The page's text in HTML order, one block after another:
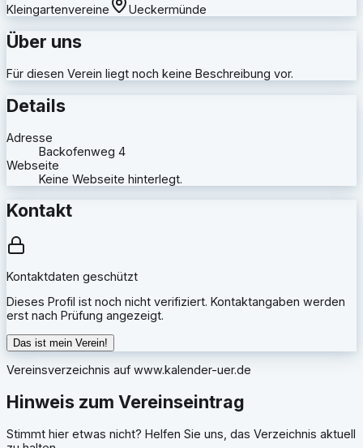
Kleingartenvereine Ueckermünde
Über uns
Für diesen Verein liegt noch keine Beschreibung vor.
Details
Adresse
Backofenweg 4
Webseite
Keine Webseite hinterlegt.
Kontakt
Kontaktdaten geschützt
Dieses Profil ist noch nicht verifiziert. Kontaktangaben werden
erst nach Prüfung angezeigt.
Das ist mein Verein!
Vereinsverzeichnis auf www.kalender-uer.de
Hinweis zum Vereinseintrag
Stimmt hier etwas nicht? Helfen Sie uns, das Verzeichnis aktuell